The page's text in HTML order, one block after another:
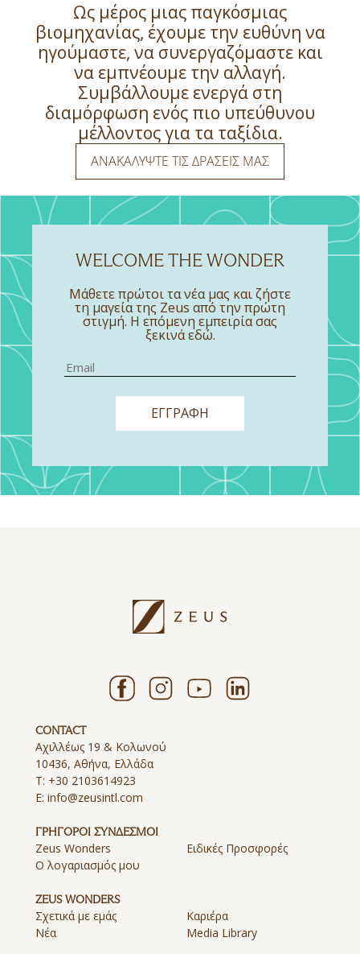
Ως μέρος μιας παγκόσμιας
βιομηχανίας, έχουμε την ευθύνη να
ηγούμαστε, να συνεργαζόμαστε και
να εμπνέουμε την αλλαγή.
Συμβάλλουμε ενεργά στη
διαμόρφωση ενός πιο υπεύθυνου
μέλλοντος για τα ταξίδια.
ΑΝΑΚΑΛΥΨΤΕ ΤΙΣ ΔΡΑΣΕΙΣ ΜΑΣ
WELCOME THE WONDER
Μάθετε πρώτοι τα νέα μας και ζήστε
τη μαγεία της Zeus από την πρώτη
στιγμή. Η επόμενη εμπειρία σας
ξεκινά εδώ.
ΕΓΓΡΑΦΗ
CONTACT
Αχιλλέως 19 & Κολωνού
10436, Αθήνα, Ελλάδα
T: +30 2103614923
E: info@zeusintl.com
ΓΡΗΓΟΡΟΙ ΣΥΝΔΕΣΜΟΙ
Zeus Wonders
Ειδικές Προσφορές
Ο λογαριασμός μου
ZEUS WONDERS
Σχετικά με εμάς
Καριέρα
Νέα
Media Library